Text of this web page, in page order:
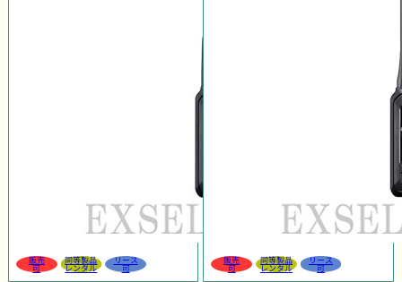
販売
可
同等製品
レンタル
リース
可
販売
可
同等製品
レンタル
リース
可